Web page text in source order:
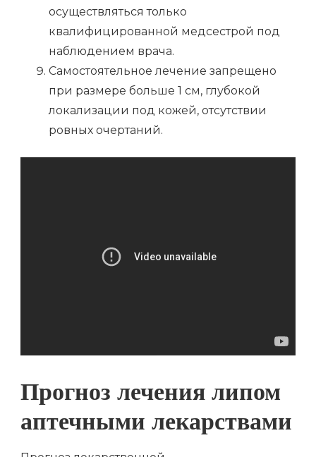
осуществляться только
квалифицированной медсестрой под
наблюдением врача.
Самостоятельное лечение запрещено
при размере больше 1 см, глубокой
локализации под кожей, отсутствии
ровных очертаний.
Прогноз лечения липом
аптечными лекарствами